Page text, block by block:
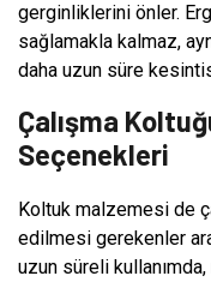
gerginliklerini önler.
sağlamakla kalmaz,
daha uzun süre
Çalışma
Seçenekleri
Koltuk malzemesi de
edilmesi gerekenler
uzun süreli